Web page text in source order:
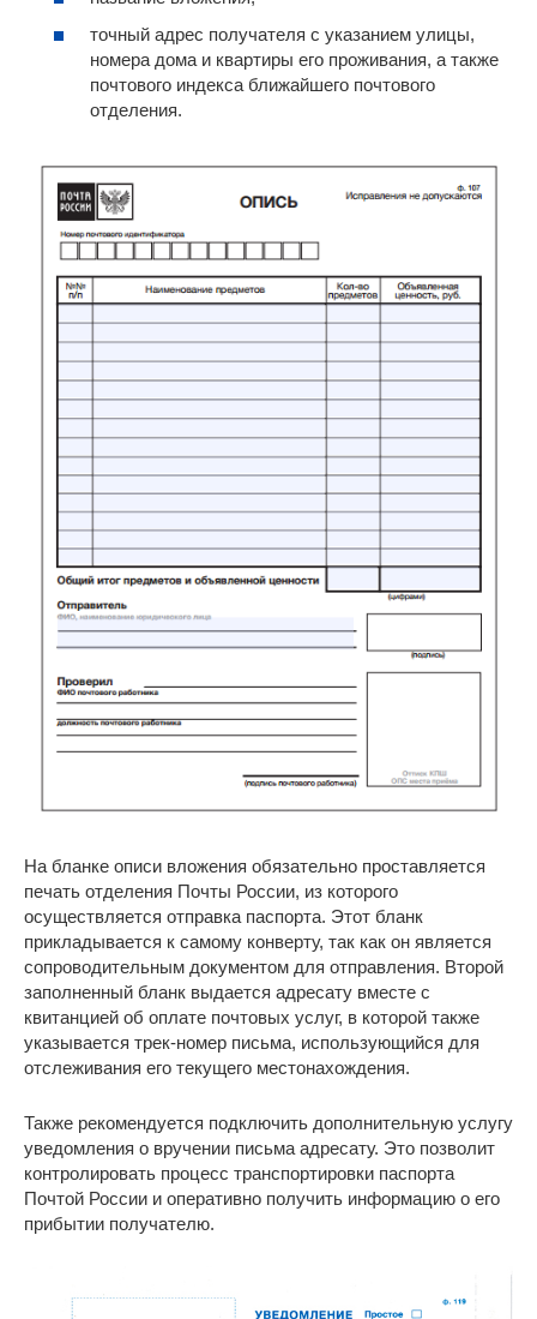
точный адрес получателя с указанием улицы,
номера дома и квартиры его проживания, а также
почтового индекса ближайшего почтового
отделения.
На бланке описи вложения обязательно проставляется
печать отделения Почты России, из которого
осуществляется отправка паспорта. Этот бланк
прикладывается к самому конверту, так как он является
сопроводительным документом для отправления. Второй
заполненный бланк выдается адресату вместе с
квитанцией об оплате почтовых услуг, в которой также
указывается трек-номер письма, использующийся для
отслеживания его текущего местонахождения.
Также рекомендуется подключить дополнительную услугу
уведомления о вручении письма адресату. Это позволит
контролировать процесс транспортировки паспорта
Почтой России и оперативно получить информацию о его
прибытии получателю.